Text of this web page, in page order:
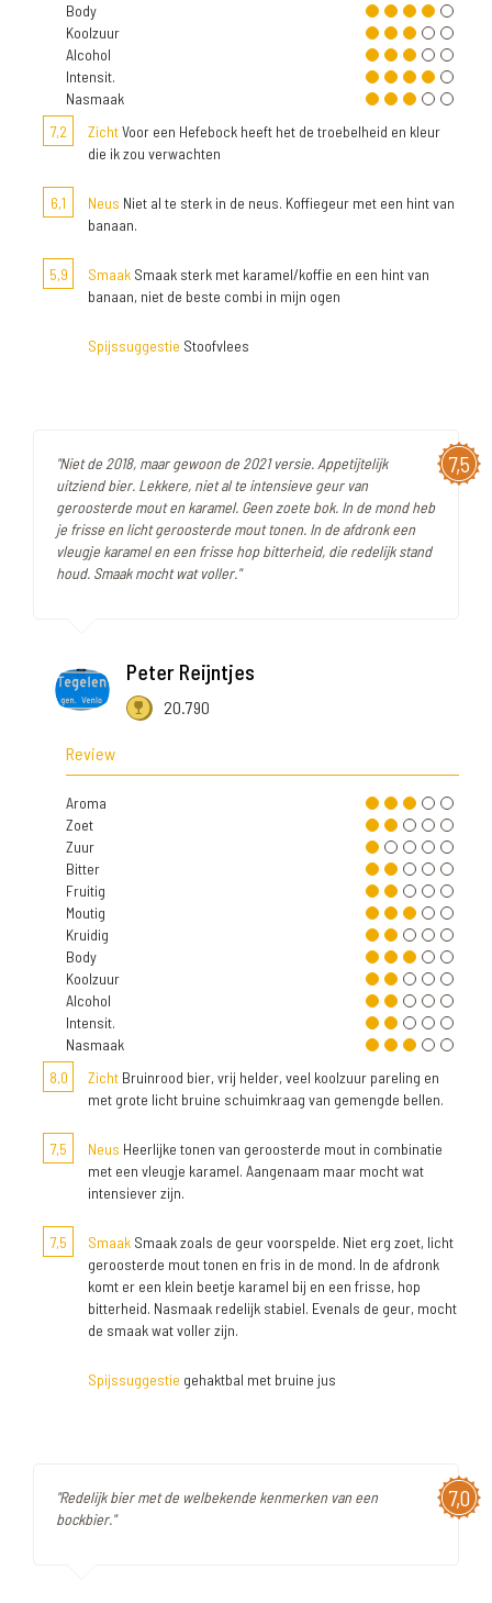
Body
Koolzuur
Alcohol
Intensit.
Nasmaak
7,2
ZichtVoor een Hefebock heeft het de troebelheid en kleur
die ik zou verwachten
6,1 Neus Niet al te sterk in de neus. Koffiegeur met een hint van
banaan.
5,9 Smaak Smaak sterk met karamel/koffie en een hint van
banaan, niet de beste combi in mijn ogen
Spijssuggestie Stoofvlees
7,5
"Niet de 2018, maar gewoon de 2021 versie. Appetijtelijk
uitziend bier. Lekkere, niet al te intensieve geur van
geroosterde mout en karamel. Geen zoete bok. In de mond heb
je frisse en licht geroosterde mout tonen. In de afdronk een
vleugje karamel en een frisse hop bitterheid, die redelijk stand
houd. Smaak mocht wat voller."
Peter Reijntjes
20.790
Review
Aroma
Zoet
Zuur
Bitter
Fruitig
Moutig
Kruidig
Body
Koolzuur
Alcohol
Intensit.
Nasmaak
8,0
Zicht Bruinrood bier, vrij helder, veel koolzuur pareling en
met grote licht bruine schuimkraag van gemengde bellen.
7,5 Neus Heerlijke tonen van geroosterde mout in combinatie
met een vleugje karamel. Aangenaam maar mocht wat
intensiever zijn.
7,5 Smaak Smaak zoals de geur voorspelde. Niet erg zoet, licht
geroosterde mout tonen en fris in de mond. In de afdronk
komt er een klein beetje karamel bij en een frisse, hop
bitterheid. Nasmaak redelijk stabiel. Evenals de geur, mocht
de smaak wat voller zijn.
Spijssuggestie gehaktbal met bruine jus
7,0
"Redelijk bier met de welbekende kenmerken van een
bockbier."